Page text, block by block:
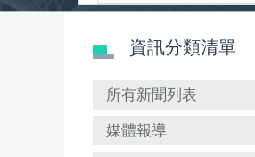
資訊分類清單
所有新聞列表
媒體報導